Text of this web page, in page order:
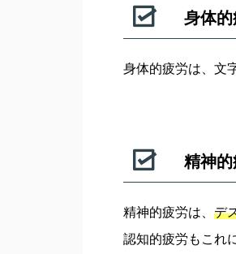
身体
身体的疲労は、文
精神
精神的疲労は、 デ
認知的疲労もこれ